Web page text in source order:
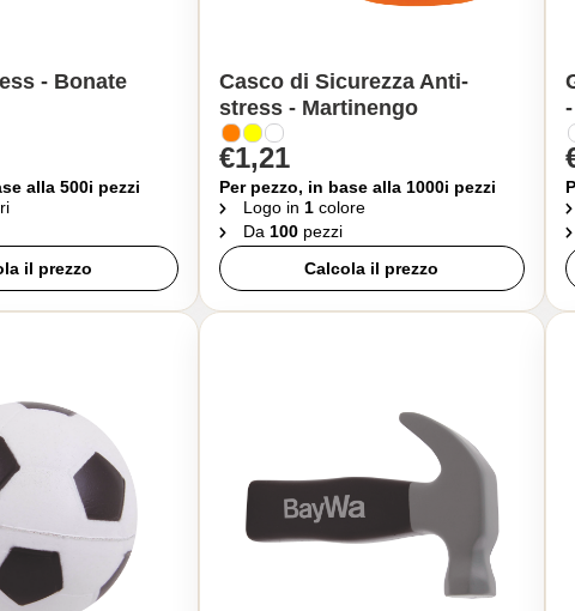
- Bonate
alla 500i pezzi
il prezzo
Casco di Sicurezza Anti-
stress - Martinengo
€1,21
Per pezzo, in base alla 1000i pezzi
Logo in 1colore
Da 100pezzi
Calcola il prezzo